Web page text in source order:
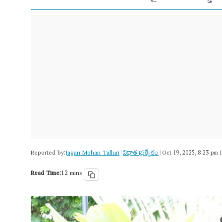
Reported by:Jagan Mohan Talluri|విధాత ప్రత్యేకం|Oct 19, 2025, 8:23 pm
Read Time:12 mins